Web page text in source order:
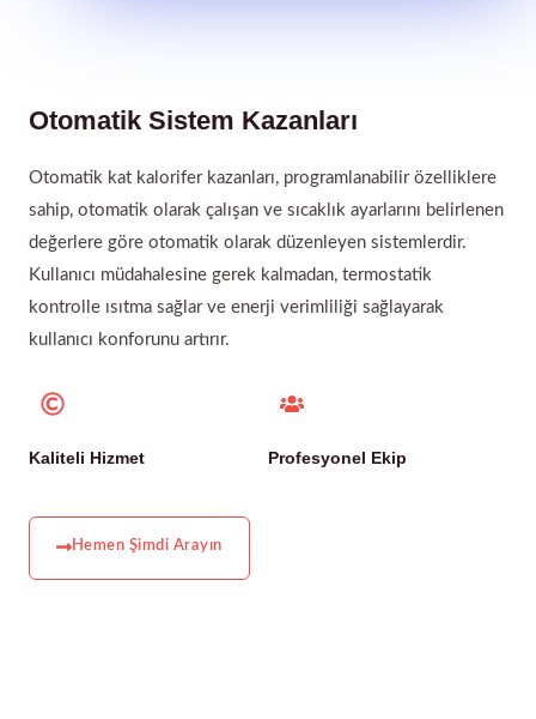
Otomatik Sistem Kazanları
Otomatik kat kalorifer kazanları, programlanabilir özelliklere
sahip, otomatik olarak çalışan ve sıcaklık ayarlarını belirlenen
değerlere göre otomatik olarak düzenleyen sistemlerdir.
Kullanıcı müdahalesine gerek kalmadan, termostatik
kontrolle ısıtma sağlar ve enerji verimliliği sağlayarak
kullanıcı konforunu artırır.
Kaliteli Hizmet Profesyonel Ekip
Hemen Şimdi Arayın